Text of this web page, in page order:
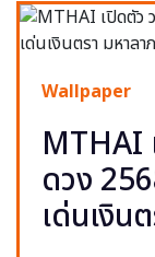
Wallpaper
MTHAI
ดวง
เด่นเงิน